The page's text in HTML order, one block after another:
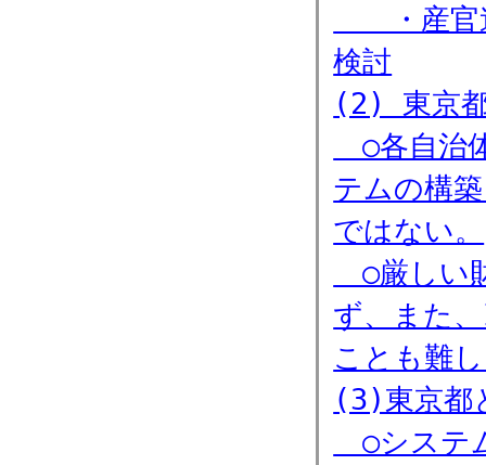
・産官
検討
(2) 東京
○各自治
テムの構
ではない。
○厳しい
ず、また
ことも難
(3)東京都
○システ